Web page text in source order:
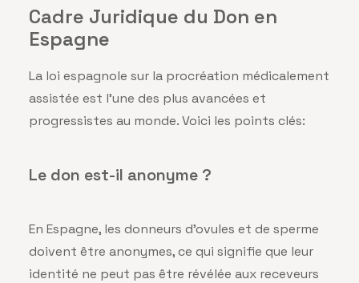
Cadre Juridique du Don en
Espagne
La loi espagnole sur la procréation médicalement
assistée est l’une des plus avancées et
progressistes au monde. Voici les points clés:
Le don est-il anonyme ?
En Espagne, les donneurs d’ovules et de sperme
doivent être anonymes, ce qui signifie que leur
identité ne peut pas être révélée aux receveurs